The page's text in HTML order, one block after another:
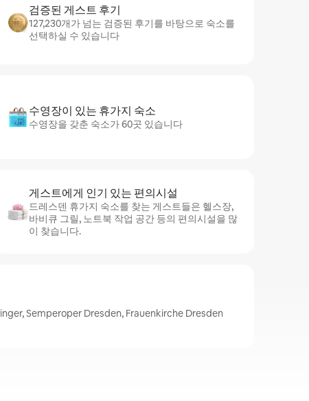
검증된 게스트 후기
127,230개가 넘는 검증된 후기를 바탕으로 숙소를
선택하실 수 있습니다
수영장이 있는 휴가지 숙소
수영장을 갖춘 숙소가 60곳 있습니다
게스트에게 인기 있는 편의시설
드레스덴 휴가지 숙소를 찾는 게스트들은 헬스장,
바비큐 그릴, 노트북 작업 공간 등의 편의시설을 많
이 찾습니다.
Semperoper Dresden, Frauenkirche Dresden